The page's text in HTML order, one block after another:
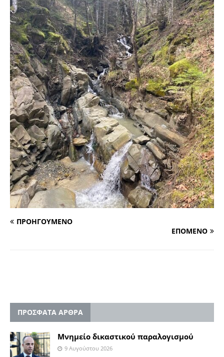
ΠΡΟΗΓΟΥΜΕΝΟ
ΕΠΟΜΕΝΟ
ΠΡΟΣΦΑΤΑ ΑΡΘΡΑ
Μνημείο δικαστικού παραλογισμού
9 Αυγούστου 2026